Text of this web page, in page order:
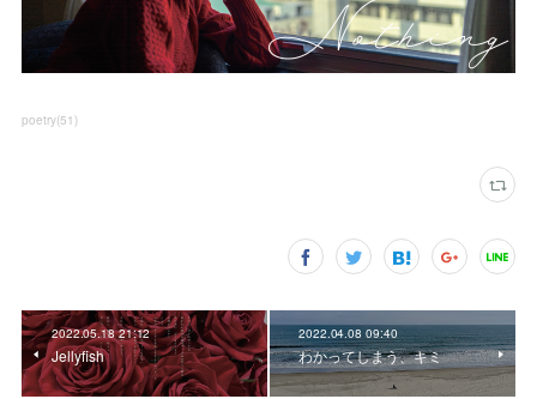
poetry(51)
2022.05.18 21:12
Jellyfish
2022.04.08 09:40
わかってしまう、キミ